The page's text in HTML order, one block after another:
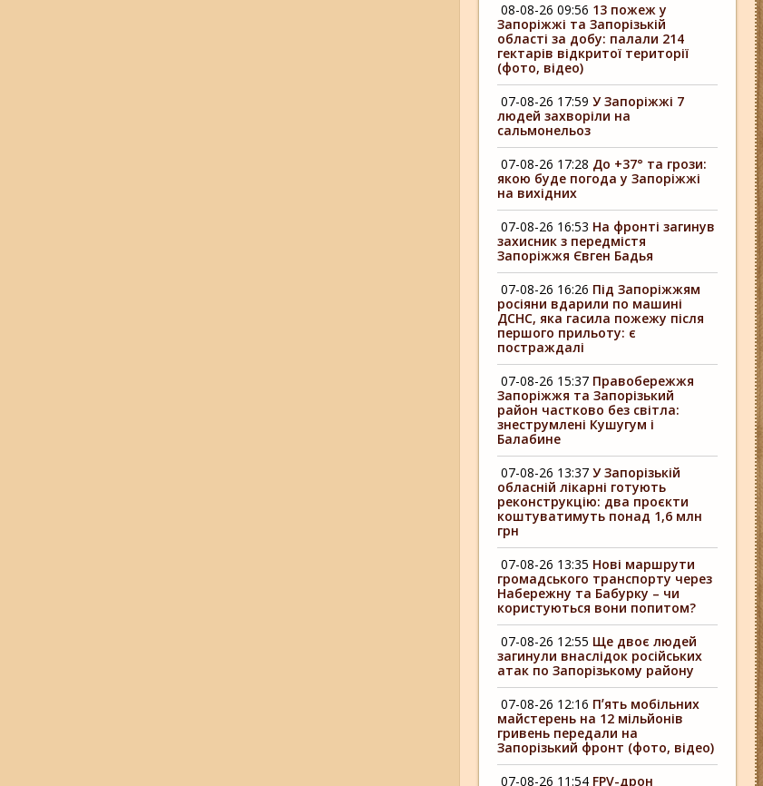
08-08-26 09:56 13 пожеж у
Запоріжжі та Запорізькій
області за добу: палали 214
гектарів відкритої території
(фото, відео)
07-08-26 17:59 У Запоріжжі 7
людей захворіли на
сальмонельоз
07-08-26 17:28 До +37° та грози:
якою буде погода у Запоріжжі
на вихідних
07-08-26 16:53 На фронті загинув
захисник з передмістя
Запоріжжя Євген Бадья
07-08-26 16:26 Під Запоріжжям
росіяни вдарили по машині
ДСНС, яка гасила пожежу після
першого прильоту: є
постраждалі
07-08-26 15:37 Правобережжя
Запоріжжя та Запорізький
район частково без світла:
знеструмлені Кушугум і
Балабине
07-08-26 13:37 У Запорізькій
обласній лікарні готують
реконструкцію: два проєкти
коштуватимуть понад 1,6 млн
грн
07-08-26 13:35 Нові маршрути
громадського транспорту через
Набережну та Бабурку – чи
користуються вони попитом?
07-08-26 12:55 Ще двоє людей
загинули внаслідок російських
атак по Запорізькому району
07-08-26 12:16 Пʼять мобільних
майстерень на 12 мільйонів
гривень передали на
Запорізький фронт (фото, відео)
07-08-26 11:54 FPV-дрон